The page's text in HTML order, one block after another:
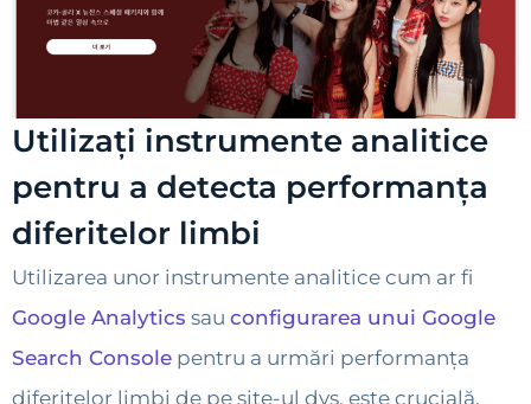
Utilizați instrumente analitice
pentru a detecta performanța
diferitelor limbi
Utilizarea unor instrumente analitice cum ar fi
Google Analytics sau configurarea unui Google
Search Console pentru a urmări performanța
diferitelor limbi de pe site-ul dvs. este crucială.